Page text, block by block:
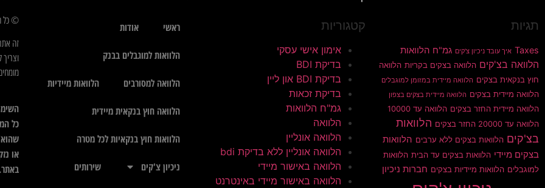
תגיות
Taxes איך עובד ניכיון צ'קים גמ"ח הלוואות
הלוואה בצ'קים הלוואה בצקים בקריות הלוואה
חוץ בנקאית בצקים הלוואה מיידית במזומן למוגבלים
הלוואה מיידית בצקים הלוואה מיידית בצקים בצפון
הלוואה מיידית החזר בצקים הלוואה עד 10000
הלוואה עד 20000 החזר בצקים
הלוואות
בצ'קים הלוואות בצקים ללא ערבים הלוואות
בצקים מיידי הלוואות בצקים עד הבית הלוואות
למוגבלים הלוואות מיידיות בצקים חברות ניכיון
קטגוריות
אימון אישי עסקי
בדיקת BDI
בדיקת BDI און ליין
בדיקת זכאות
גמ"ח הלוואות
הלוואה
הלוואה אונליין
הלוואה אונליין ללא בדיקת bdi
הלוואה באישור מיידי
הלוואה באישור מיידי באינטרנט
ראשי אודות
הלוואות למוגבלים בבנק
הלוואה למסורבים הלוואות מיידיות
הלוואה חוץ בנקאית מיידית
הלוואות חוץ בנקאיות לכל מטרה
ניכיון צ'קים שירותים
© כל
זה
כל
או